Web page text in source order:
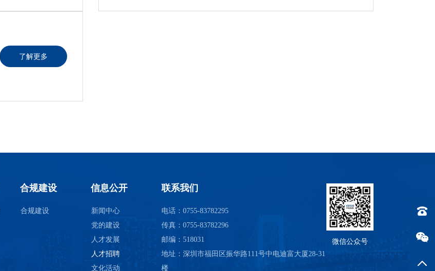
了解更多
合规建设
合规建设
信息公开
新闻中心
党的建设
人才发展
人才招聘
文化活动
联系我们
电话：0755-83782295
传真：0755-83782296
邮编：518031
地址：深圳市福田区振华路111号中电迪富大厦28-31
楼
微信公众号
电话
返回